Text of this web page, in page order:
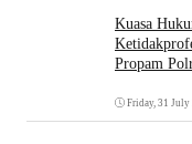
Kuasa
Propam
Friday, 31 July